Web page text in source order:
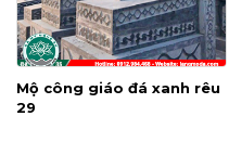
Mộ công giáo đá xanh rêu
29